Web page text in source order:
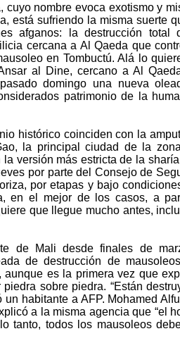
nombre evoca exotismo y
está sufriendo la misma suerte
afganos: la destrucción total
cercana a Al Qaeda que
en Tombuctú. Alá lo
al Dine, cercano a Al
domingo una nueva
patrimonio de la
histórico coinciden con la
la principal ciudad de la
versión más estricta de la
por parte del Consejo de
por etapas y bajo
en el mejor de los casos, a
que llegue mucho antes,
de Mali desde finales de
de destrucción de
es la primera vez que
sobre piedra. “Están
habitante a AFP. Mohamed
a la misma agencia que “el
tanto, todos los mausoleos